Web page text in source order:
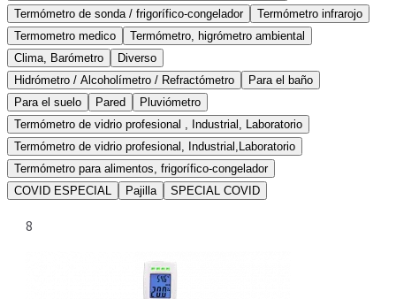
Termómetro de sonda / frigorífico-congelador
Termómetro infrarojo
Termometro medico
Termómetro, higrómetro ambiental
Clima, Barómetro
Diverso
Hidrómetro / Alcoholímetro / Refractómetro
Para el baño
Para el suelo
Pared
Pluviómetro
Termómetro de vidrio profesional , Industrial, Laboratorio
Termómetro de vidrio profesional, Industrial,Laboratorio
Termómetro para alimentos, frigorífico-congelador
COVID ESPECIAL
Pajilla SPECIAL COVID
8